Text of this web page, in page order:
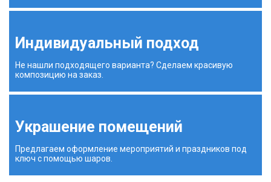
Индивидуальный подход
Не нашли подходящего варианта? Сделаем красивую
композицию на заказ.
Украшение помещений
Предлагаем оформление мероприятий и праздников под
ключ с помощью шаров.